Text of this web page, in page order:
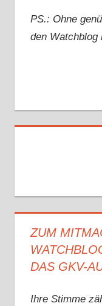
PS.: Ohne
den Watchblog
ZUM
DAS GKV-
Ihre Stimme